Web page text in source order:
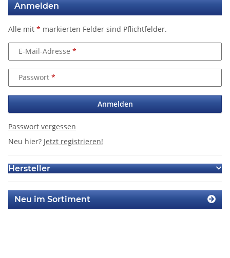
Anmelden
Alle mit * markierten Felder sind Pflichtfelder.
E-Mail-Adresse
Passwort
Anmelden
Passwort vergessen
Neu hier? Jetzt registrieren!
Hersteller
Neu im Sortiment